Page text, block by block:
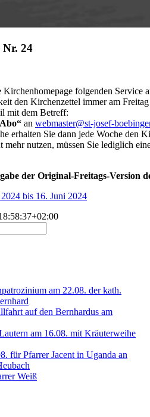
24
folgenden Service
den Kirchenzettel immer am
mit dem Betreff:
an webmaster@st-josef-
erhalten Sie dann jede Woche den
mehr nutzen, müssen Sie lediglich
der Original-Freitags-Version
bis 16. Juni 2024
am 22.08. der kath.
auf den Bernhardus am
am 16.08. mit Kräuterweihe
für Pfarrer Jacent in Uganda an
Weiß